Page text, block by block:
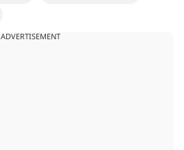
ADVERTISEMENT